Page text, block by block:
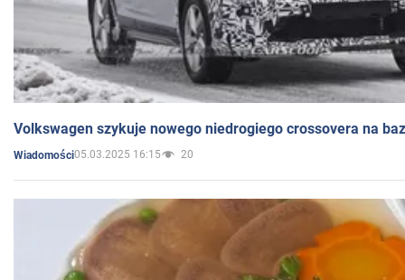
Volkswagen szykuje nowego niedrogiego crossovera na
Wiadomości05.03.2025 16:15 20